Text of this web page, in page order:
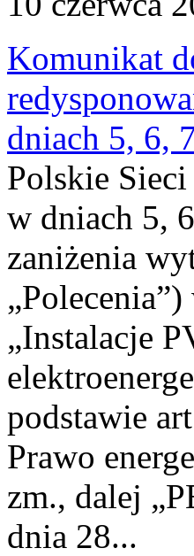
Komunikat
dniach 5, 6,
Polskie
w dniach 5,
zaniżenia
„Instalacje
podstawie
Prawo
zm., dalej
dnia 28...